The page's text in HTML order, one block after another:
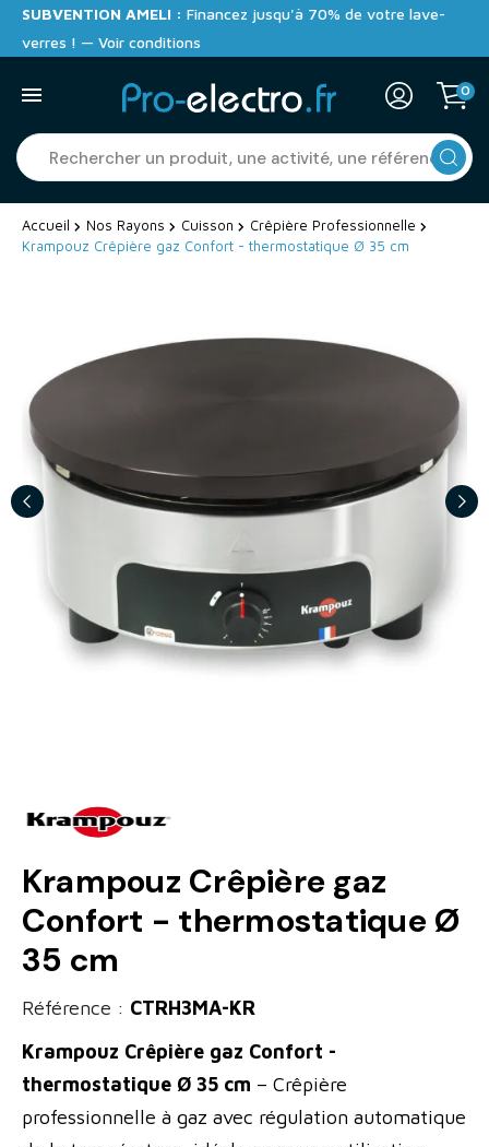
SUBVENTION AMELI : Financez jusqu'à 70% de votre lave-
verres ! — Voir conditions
0
Accueil Nos Rayons Cuisson
Crêpière Professionnelle
Krampouz Crêpière gaz Confort - thermostatique Ø 35 cm
Krampouz Crêpière gaz
Confort - thermostatique Ø
35 cm
Référence : CTRH3MA-KR
Krampouz Crêpière gaz Confort -
thermostatique Ø 35 cm – Crêpière
professionnelle à gaz avec régulation automatique